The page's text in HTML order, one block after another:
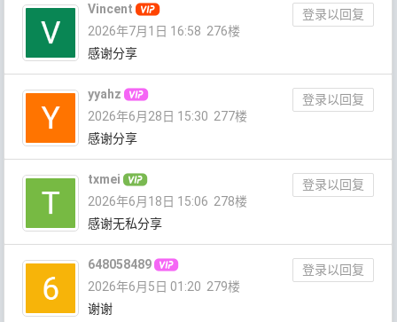
Vincent
登录以回复
2026年7月1日 16:58 276楼
感谢分享
yyahz
登录以回复
2026年6月28日 15:30 277楼
感谢分享
txmei
登录以回复
2026年6月18日 15:06 278楼
感谢无私分享
648058489
登录以回复
2026年6月5日 01:20 279楼
谢谢